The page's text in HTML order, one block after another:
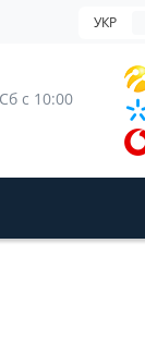
УКР
Сб с 10:00